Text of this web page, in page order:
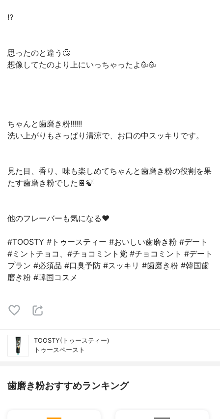
⁉️
思ったのと違う🙄
想像してたのより上にいっちゃったよ🥳🥳
ちゃんと歯磨き粉!!!!!!
洗い上がりもさっぱり清涼で、お口の中スッキリです。
見た目、香り、味も楽しめてちゃんと歯磨き粉の役割を果
たす歯磨き粉でした🍫🍃
他のフレーバーも気になる♥
#TOOSTY #トゥースティー #おいしい歯磨き粉 #デート
#ミントチョコ、#チョコミント党 #チョコミント #デート
プラン #必須品 #口臭予防 #スッキリ #歯磨き粉 #韓国歯
磨き粉 #韓国コスメ
TOOSTY(トゥースティー)
トゥースペースト
歯磨き粉おすすめランキング